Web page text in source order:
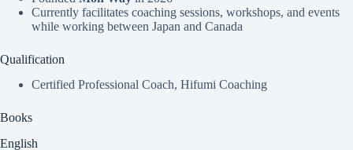
Currently facilitates coaching sessions, workshops, and events
while working between Japan and Canada
Qualification
Certified Professional Coach, Hifumi Coaching
Books
English